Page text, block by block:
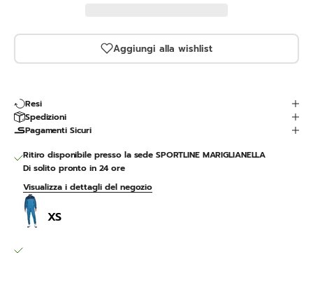
Aggiungi alla wishlist
Resi
Spedizioni
Pagamenti Sicuri
Ritiro disponibile presso la sede SPORTLINE MARIGLIANELLA
Di solito pronto in 24 ore
Visualizza i dettagli del negozio
XS